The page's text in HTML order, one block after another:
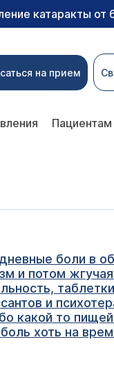
катаракты от
на прием
Пациентам
боли в
и потом
и
какой то
хоть на